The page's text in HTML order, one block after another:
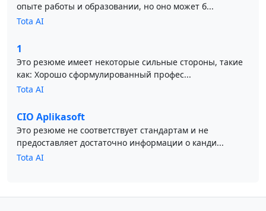
опыте работы и образовании, но оно может б...
Tota AI
1
Это резюме имеет некоторые сильные стороны, такие
как: Хорошо сформулированный профес...
Tota AI
CIO Aplikasoft
Это резюме не соответствует стандартам и не
предоставляет достаточно информации о канди...
Tota AI